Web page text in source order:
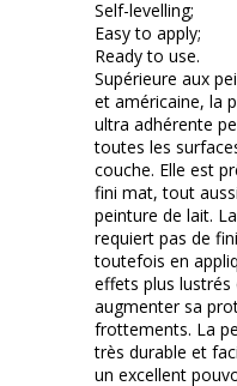
Self-levelling;
Easy to apply;
Ready to use.
Supérieure aux
et américaine, la
ultra adhérente
toutes les
couche. Elle est
fini mat, tout
peinture de lait.
requiert pas de
toutefois en
effets plus
augmenter sa
frottements. La
très durable et
un excellent